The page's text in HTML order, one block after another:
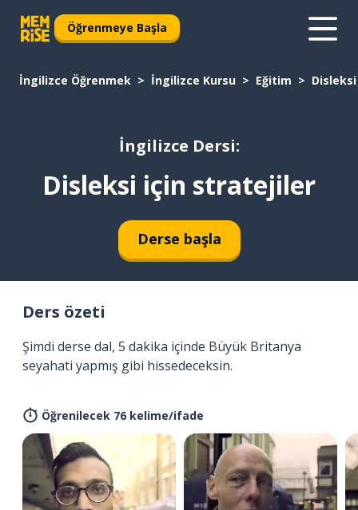
Öğrenmeye Başla
İngilizce Öğrenmek İngilizce Kursu Eğitim
İngilizce Dersi:
Disleksi için stratejiler
Derse başla
Ders özeti
Şimdi derse dal, 5 dakika içinde Büyük Britanya
seyahati yapmış gibi hissedeceksin.
Öğrenilecek 76 kelime/ifade